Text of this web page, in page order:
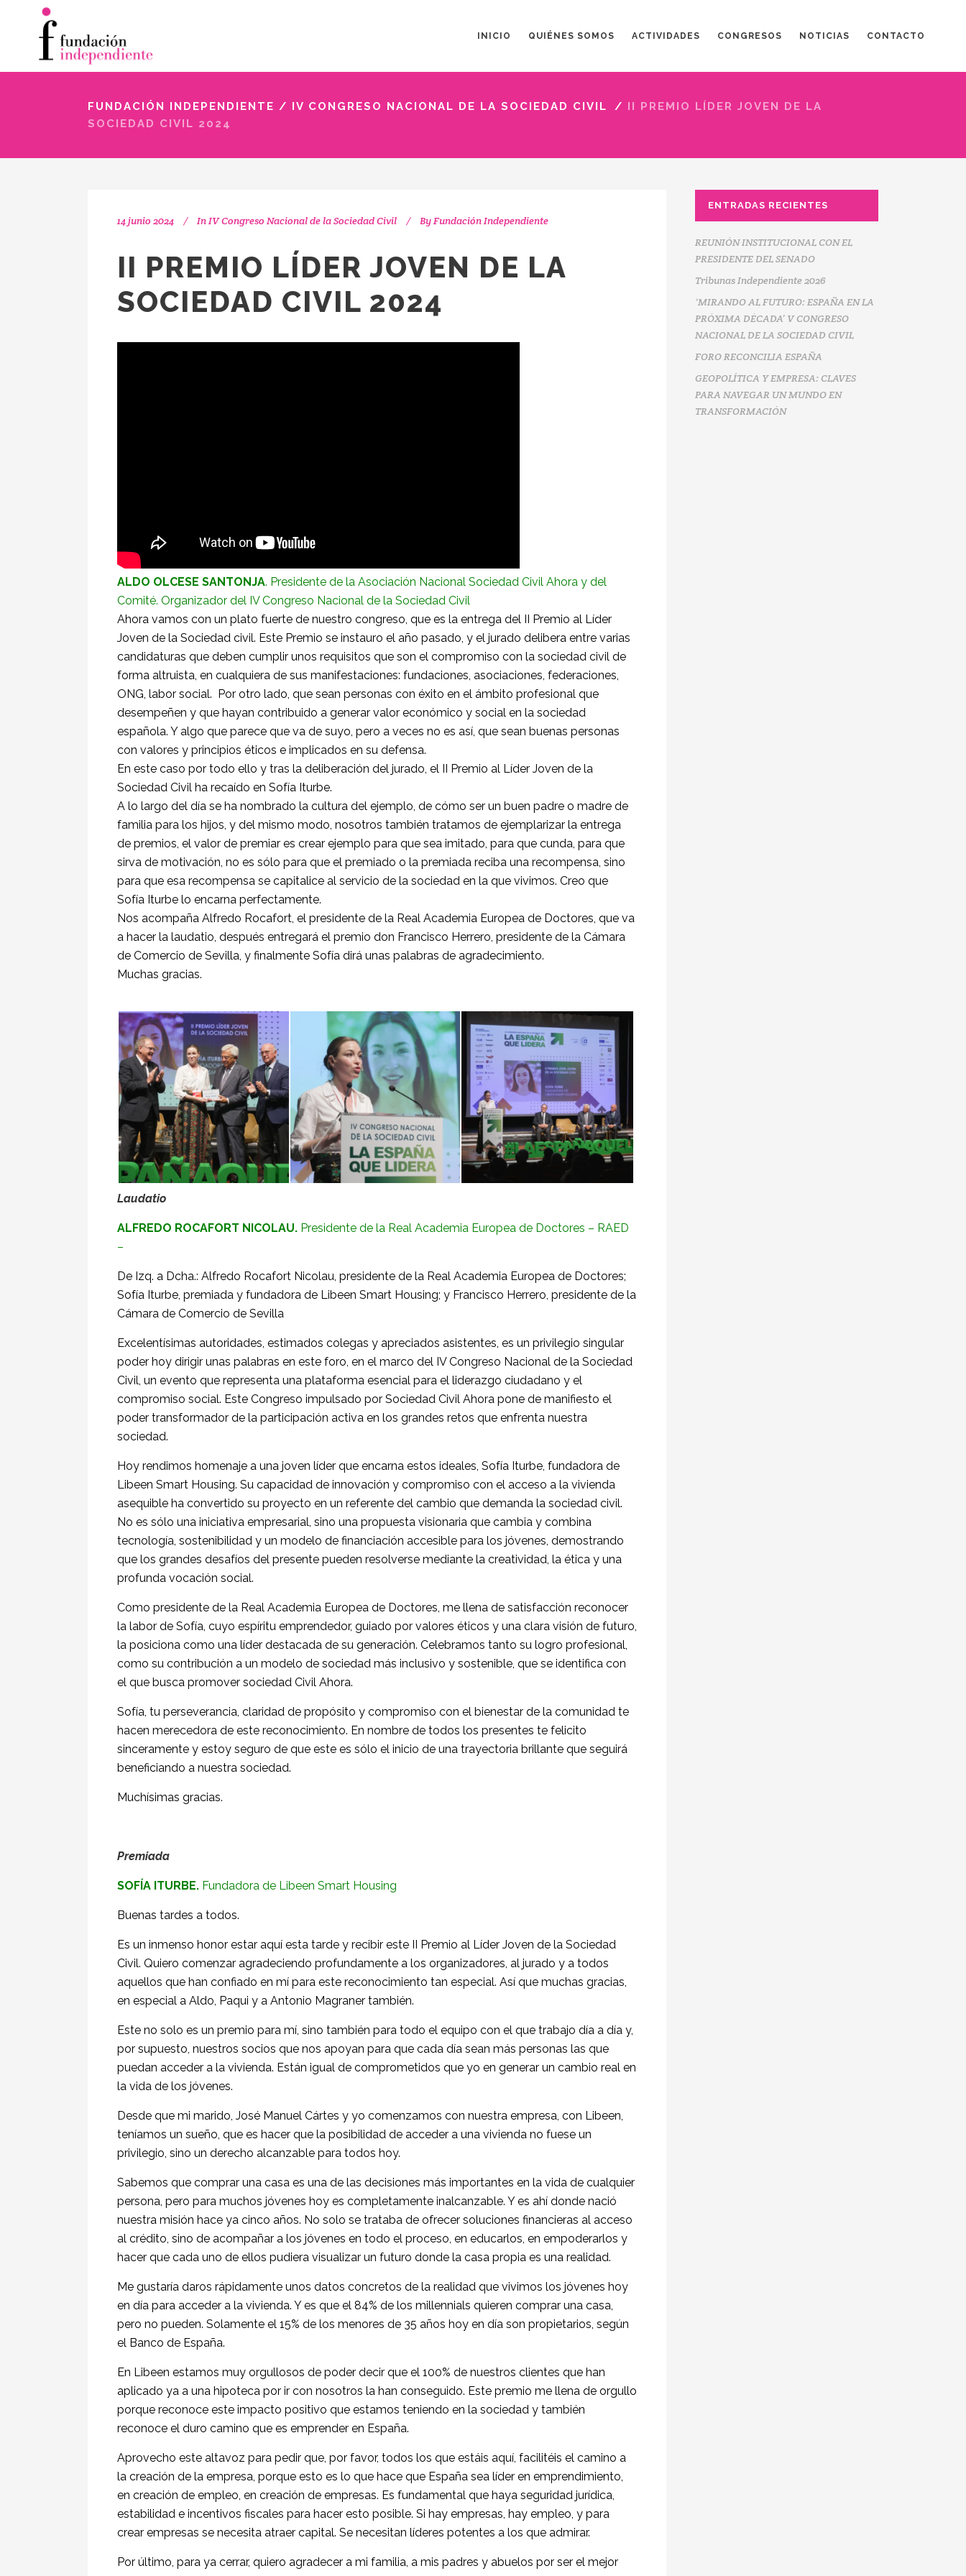
INICIO QUIÉNES SOMOS ACTIVIDADES CONGRESOS NOTICIAS CONTACTO
FUNDACIÓN INDEPENDIENTE / IV CONGRESO NACIONAL DE LA SOCIEDAD CIVIL / II PREMIO LÍDER JOVEN DE LA
SOCIEDAD CIVIL 2024
14 junio 2024 InIV Congreso Nacional de la Sociedad Civil ByFundación Independiente
II PREMIO LÍDER JOVEN DE LA
SOCIEDAD CIVIL 2024
ALDO OLCESE SANTONJA. Presidente de la Asociación Nacional Sociedad Civil Ahora y del
Comité. Organizador del IV Congreso Nacional de la Sociedad Civil
Ahora vamos con un plato fuerte de nuestro congreso, que es la entrega del II Premio al Líder
Joven de la Sociedad civil. Este Premio se instauro el año pasado, y el jurado delibera entre varias
candidaturas que deben cumplir unos requisitos que son el compromiso con la sociedad civil de
forma altruista, en cualquiera de sus manifestaciones: fundaciones, asociaciones, federaciones,
ONG, labor social. Por otro lado, que sean personas con éxito en el ámbito profesional que
desempeñen y que hayan contribuido a generar valor económico y social en la sociedad
española. Y algo que parece que va de suyo, pero a veces no es así, que sean buenas personas
con valores y principios éticos e implicados en su defensa.
En este caso por todo ello y tras la deliberación del jurado, el II Premio al Líder Joven de la
Sociedad Civil ha recaído en Sofía Iturbe.
A lo largo del día se ha nombrado la cultura del ejemplo, de cómo ser un buen padre o madre de
familia para los hijos, y del mismo modo, nosotros también tratamos de ejemplarizar la entrega
de premios, el valor de premiar es crear ejemplo para que sea imitado, para que cunda, para que
sirva de motivación, no es sólo para que el premiado o la premiada reciba una recompensa, sino
para que esa recompensa se capitalice al servicio de la sociedad en la que vivimos. Creo que
Sofía Iturbe lo encarna perfectamente.
Nos acompaña Alfredo Rocafort, el presidente de la Real Academia Europea de Doctores, que va
a hacer la laudatio, después entregará el premio don Francisco Herrero, presidente de la Cámara
de Comercio de Sevilla, y finalmente Sofía dirá unas palabras de agradecimiento.
Muchas gracias.
Laudatio
ALFREDO ROCAFORT NICOLAU. Presidente de la Real Academia Europea de Doctores – RAED
–
De Izq. a Dcha.: Alfredo Rocafort Nicolau, presidente de la Real Academia Europea de Doctores;
Sofía Iturbe, premiada y fundadora de Libeen Smart Housing; y Francisco Herrero, presidente de la
Cámara de Comercio de Sevilla
Excelentísimas autoridades, estimados colegas y apreciados asistentes, es un privilegio singular
poder hoy dirigir unas palabras en este foro, en el marco del IV Congreso Nacional de la Sociedad
Civil, un evento que representa una plataforma esencial para el liderazgo ciudadano y el
compromiso social. Este Congreso impulsado por Sociedad Civil Ahora pone de manifiesto el
poder transformador de la participación activa en los grandes retos que enfrenta nuestra
sociedad.
Hoy rendimos homenaje a una joven líder que encarna estos ideales, Sofía Iturbe, fundadora de
Libeen Smart Housing. Su capacidad de innovación y compromiso con el acceso a la vivienda
asequible ha convertido su proyecto en un referente del cambio que demanda la sociedad civil.
No es sólo una iniciativa empresarial, sino una propuesta visionaria que cambia y combina
tecnología, sostenibilidad y un modelo de financiación accesible para los jóvenes, demostrando
que los grandes desafíos del presente pueden resolverse mediante la creatividad, la ética y una
profunda vocación social.
Como presidente de la Real Academia Europea de Doctores, me llena de satisfacción reconocer
la labor de Sofía, cuyo espíritu emprendedor, guiado por valores éticos y una clara visión de futuro,
la posiciona como una líder destacada de su generación. Celebramos tanto su logro profesional,
como su contribución a un modelo de sociedad más inclusivo y sostenible, que se identifica con
el que busca promover sociedad Civil Ahora.
Sofía, tu perseverancia, claridad de propósito y compromiso con el bienestar de la comunidad te
hacen merecedora de este reconocimiento. En nombre de todos los presentes te felicito
sinceramente y estoy seguro de que este es sólo el inicio de una trayectoria brillante que seguirá
beneficiando a nuestra sociedad.
Muchísimas gracias.
Premiada
SOFÍA ITURBE. Fundadora de Libeen Smart Housing
Buenas tardes a todos.
Es un inmenso honor estar aquí esta tarde y recibir este II Premio al Líder Joven de la Sociedad
Civil. Quiero comenzar agradeciendo profundamente a los organizadores, al jurado y a todos
aquellos que han confiado en mí para este reconocimiento tan especial. Así que muchas gracias,
en especial a Aldo, Paqui y a Antonio Magraner también.
Este no solo es un premio para mí, sino también para todo el equipo con el que trabajo día a día y,
por supuesto, nuestros socios que nos apoyan para que cada día sean más personas las que
puedan acceder a la vivienda. Están igual de comprometidos que yo en generar un cambio real en
la vida de los jóvenes.
Desde que mi marido, José Manuel Cártes y yo comenzamos con nuestra empresa, con Libeen,
teníamos un sueño, que es hacer que la posibilidad de acceder a una vivienda no fuese un
privilegio, sino un derecho alcanzable para todos hoy.
Sabemos que comprar una casa es una de las decisiones más importantes en la vida de cualquier
persona, pero para muchos jóvenes hoy es completamente inalcanzable. Y es ahí donde nació
nuestra misión hace ya cinco años. No solo se trataba de ofrecer soluciones financieras al acceso
al crédito, sino de acompañar a los jóvenes en todo el proceso, en educarlos, en empoderarlos y
hacer que cada uno de ellos pudiera visualizar un futuro donde la casa propia es una realidad.
Me gustaría daros rápidamente unos datos concretos de la realidad que vivimos los jóvenes hoy
en día para acceder a la vivienda. Y es que el 84% de los millennials quieren comprar una casa,
pero no pueden. Solamente el 15% de los menores de 35 años hoy en día son propietarios, según
el Banco de España.
En Libeen estamos muy orgullosos de poder decir que el 100% de nuestros clientes que han
aplicado ya a una hipoteca por ir con nosotros la han conseguido. Este premio me llena de orgullo
porque reconoce este impacto positivo que estamos teniendo en la sociedad y también
reconoce el duro camino que es emprender en España.
Aprovecho este altavoz para pedir que, por favor, todos los que estáis aquí, facilitéis el camino a
la creación de la empresa, porque esto es lo que hace que España sea líder en emprendimiento,
en creación de empleo, en creación de empresas. Es fundamental que haya seguridad jurídica,
estabilidad e incentivos fiscales para hacer esto posible. Si hay empresas, hay empleo, y para
crear empresas se necesita atraer capital. Se necesitan líderes potentes a los que admirar.
Por último, para ya cerrar, quiero agradecer a mi familia, a mis padres y abuelos por ser el mejor
ENTRADAS RECIENTES
REUNIÓN INSTITUCIONAL CON EL
PRESIDENTE DEL SENADO
Tribunas Independiente 2026
‘MIRANDO AL FUTURO: ESPAÑA EN LA
PRÓXIMA DÉCADA’ V CONGRESO
NACIONAL DE LA SOCIEDAD CIVIL
FORO RECONCILIA ESPAÑA
GEOPOLÍTICA Y EMPRESA: CLAVES
PARA NAVEGAR UN MUNDO EN
TRANSFORMACIÓN